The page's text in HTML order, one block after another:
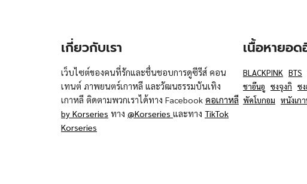
เกี่ยวกับเรา
เว็บไซต์ของคนที่รักและชื่นชอบการดูซีรีส์ คอน
เทนต์ ภาพยนตร์เกาหลี และวัฒนธรรมบันเทิง
เกาหลี ติดตามพวกเราได้ทาง Facebook คอเกาหลี
by Korseries ทาง @Korseries และทาง TikTok
Korseries
เนื้อหายอ
BLACKPINK BTS
ชาอึนอู ซงจุงกิ ซ
พัคโบกอม หนังเก